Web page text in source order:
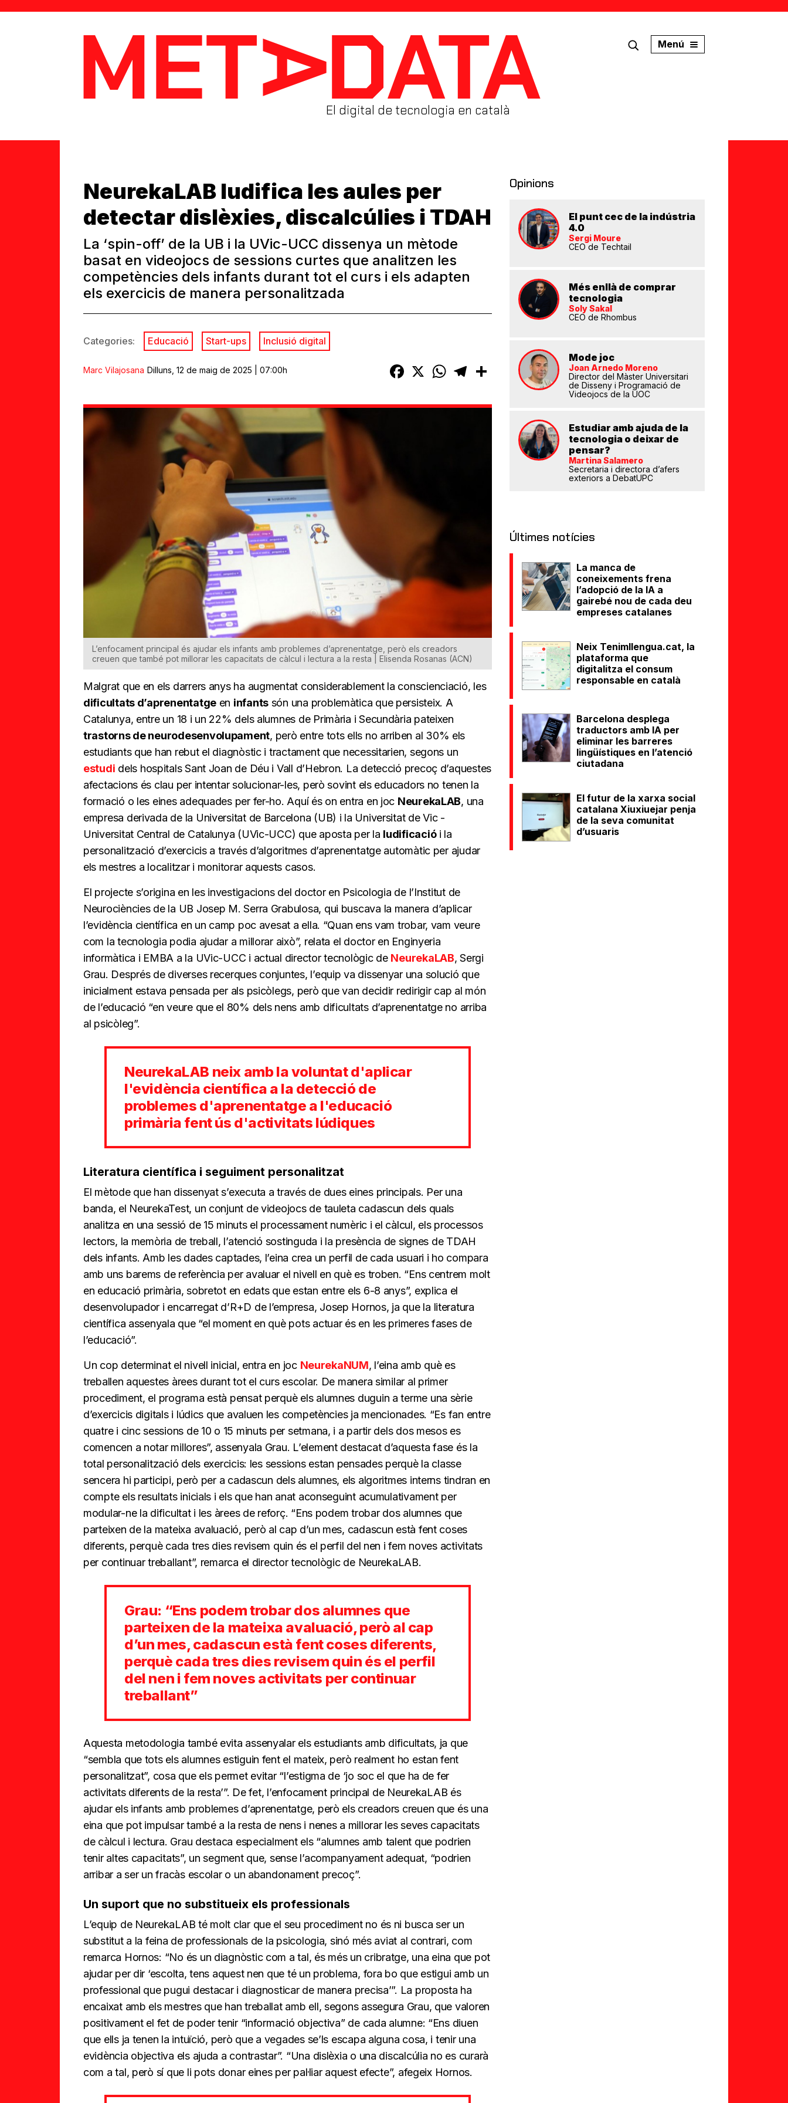
MetaData
El digital de tecnologia en català
Menú
NeurekaLAB ludifica les aules per
detectar dislèxies, discalcúlies i TDAH
La ‘spin-off’ de la UB i la UVic-UCC dissenya un mètode
basat en videojocs de sessions curtes que analitzen les
competències dels infants durant tot el curs i els adapten
els exercicis de manera personalitzada
Categories: Educació Start-ups Inclusió digital
Marc Vilajosana Dilluns, 12 de maig de 2025 | 07:00h Facebook
X WhatsAppTelegramComparteix
L’enfocament principal és ajudar els infants amb problemes d’aprenentatge, però els creadors
creuen que també pot millorar les capacitats de càlcul i lectura a la resta | Elisenda Rosanas (ACN)
Malgrat que en els darrers anys ha augmentat considerablement la conscienciació, les
dificultats d’aprenentatgeen infants són una problemàtica que persisteix. A
Catalunya, entre un 18 i un 22% dels alumnes de Primària i Secundària pateixen
trastorns de neurodesenvolupament, però entre tots ells no arriben al 30% els
estudiants que han rebut el diagnòstic i tractament que necessitarien, segons un
estudi dels hospitals Sant Joan de Déu i Vall d’Hebron. La detecció precoç d’aquestes
afectacions és clau per intentar solucionar-les, però sovint els educadors no tenen la
formació o les eines adequades per fer-ho. Aquí és on entra en joc NeurekaLAB, una
empresa derivada de la Universitat de Barcelona (UB) i la Universitat de Vic -
Universitat Central de Catalunya (UVic-UCC) que aposta per la ludificaciói la
personalització d’exercicis a través d’algoritmes d’aprenentatge automàtic per ajudar
els mestres a localitzar i monitorar aquests casos.
El projecte s’origina en les investigacions del doctor en Psicologia de l’Institut de
Neurociències de la UB Josep M. Serra Grabulosa, qui buscava la manera d’aplicar
l’evidència científica en un camp poc avesat a ella. “Quan ens vam trobar, vam veure
com la tecnologia podia ajudar a millorar això”, relata el doctor en Enginyeria
informàtica i EMBA a la UVic-UCC i actual director tecnològic de NeurekaLAB, Sergi
Grau. Després de diverses recerques conjuntes, l’equip va dissenyar una solució que
inicialment estava pensada per als psicòlegs, però que van decidir redirigir cap al món
de l’educació “en veure que el 80% dels nens amb dificultats d’aprenentatge no arriba
al psicòleg”.
NeurekaLAB neix amb la voluntat d'aplicar
l'evidència científica a la detecció de
problemes d'aprenentatge a l'educació
primària fent ús d'activitats lúdiques
Literatura científica i seguiment personalitzat
El mètode que han dissenyat s’executa a través de dues eines principals. Per una
banda, el NeurekaTest, un conjunt de videojocs de tauleta cadascun dels quals
analitza en una sessió de 15 minuts el processament numèric i el càlcul, els processos
lectors, la memòria de treball, l’atenció sostinguda i la presència de signes de TDAH
dels infants. Amb les dades captades, l’eina crea un perfil de cada usuari i ho compara
amb uns barems de referència per avaluar el nivell en què es troben. “Ens centrem molt
en educació primària, sobretot en edats que estan entre els 6-8 anys”, explica el
desenvolupador i encarregat d’R+D de l’empresa, Josep Hornos, ja que la literatura
científica assenyala que “el moment en què pots actuar és en les primeres fases de
l’educació”.
Un cop determinat el nivell inicial, entra en joc NeurekaNUM, l’eina amb què es
treballen aquestes àrees durant tot el curs escolar. De manera similar al primer
procediment, el programa està pensat perquè els alumnes duguin a terme una sèrie
d’exercicis digitals i lúdics que avaluen les competències ja mencionades. “Es fan entre
quatre i cinc sessions de 10 o 15 minuts per setmana, i a partir dels dos mesos es
comencen a notar millores”, assenyala Grau. L’element destacat d’aquesta fase és la
total personalització dels exercicis: les sessions estan pensades perquè la classe
sencera hi participi, però per a cadascun dels alumnes, els algoritmes interns tindran en
compte els resultats inicials i els que han anat aconseguint acumulativament per
modular-ne la dificultat i les àrees de reforç. “Ens podem trobar dos alumnes que
parteixen de la mateixa avaluació, però al cap d’un mes, cadascun està fent coses
diferents, perquè cada tres dies revisem quin és el perfil del nen i fem noves activitats
per continuar treballant”, remarca el director tecnològic de NeurekaLAB.
Grau: “Ens podem trobar dos alumnes que
parteixen de la mateixa avaluació, però al cap
d’un mes, cadascun està fent coses diferents,
perquè cada tres dies revisem quin és el perfil
del nen i fem noves activitats per continuar
treballant”
Aquesta metodologia també evita assenyalar els estudiants amb dificultats, ja que
“sembla que tots els alumnes estiguin fent el mateix, però realment ho estan fent
personalitzat”, cosa que els permet evitar “l’estigma de ‘jo soc el que ha de fer
activitats diferents de la resta’”. De fet, l’enfocament principal de NeurekaLAB és
ajudar els infants amb problemes d’aprenentatge, però els creadors creuen que és una
eina que pot impulsar també a la resta de nens i nenes a millorar les seves capacitats
de càlcul i lectura. Grau destaca especialment els “alumnes amb talent que podrien
tenir altes capacitats”, un segment que, sense l’acompanyament adequat, “podrien
arribar a ser un fracàs escolar o un abandonament precoç”.
Un suport que no substitueix els professionals
L’equip de NeurekaLAB té molt clar que el seu procediment no és ni busca ser un
substitut a la feina de professionals de la psicologia, sinó més aviat al contrari, com
remarca Hornos: “No és un diagnòstic com a tal, és més un cribratge, una eina que pot
ajudar per dir ‘escolta, tens aquest nen que té un problema, fora bo que estigui amb un
professional que pugui destacar i diagnosticar de manera precisa’”. La proposta ha
encaixat amb els mestres que han treballat amb ell, segons assegura Grau, que valoren
positivament el fet de poder tenir “informació objectiva” de cada alumne: “Ens diuen
que ells ja tenen la intuïció, però que a vegades se’ls escapa alguna cosa, i tenir una
evidència objectiva els ajuda a contrastar”. “Una dislèxia o una discalcúlia no es curarà
com a tal, però sí que li pots donar eines per pal·liar aquest efecte”, afegeix Hornos.
Opinions
El punt cec de la indústria
4.0
Sergi Moure
CEO de Techtail
Més enllà de comprar
tecnologia
Soly Sakal
CEO de Rhombus
Mode joc
Joan Arnedo Moreno
Director del Màster Universitari
de Disseny i Programació de
Videojocs de la UOC
Estudiar amb ajuda de la
tecnologia o deixar de
pensar?
Martina Salamero
Secretaria i directora d’afers
exteriors a DebatUPC
Últimes notícies
La manca de
coneixements frena
l’adopció de la IA a
gairebé nou de cada deu
empreses catalanes
Neix Tenimllengua.cat, la
plataforma que
digitalitza el consum
responsable en català
Barcelona desplega
traductors amb IA per
eliminar les barreres
lingüístiques en l’atenció
ciutadana
El futur de la xarxa social
catalana Xiuxiuejar penja
de la seva comunitat
d’usuaris